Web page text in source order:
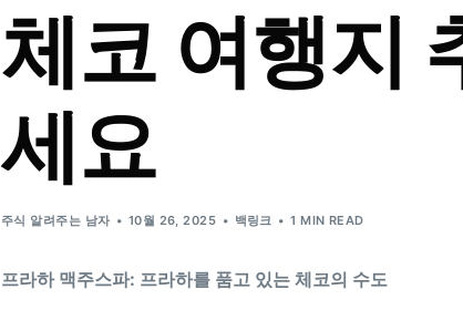
체코 여행지
세요
주식 알려주는 남자 10월 26, 2025 백링크 1 MIN READ
프라하 맥주스파: 프라하를 품고 있는 체코의 수도